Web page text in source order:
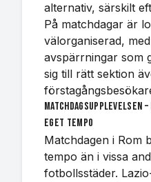
alternativ, särskilt
På matchdagar är
välorganiserad,
avspärrningar som
sig till rätt sektion
eget tempo
Matchdagen i Rom
tempo än i vissa
fotbollsstäder.